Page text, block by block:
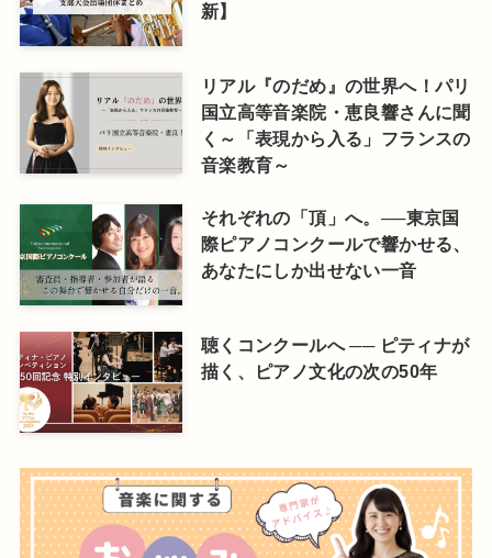
新】
リアル『のだめ』の世界へ！パリ
国立高等音楽院・恵良響さんに聞
く～「表現から入る」フランスの
音楽教育～
それぞれの「頂」へ。──東京国
際ピアノコンクールで響かせる、
あなたにしか出せない一音
聴くコンクールへ ── ピティナが
描く、ピアノ文化の次の50年